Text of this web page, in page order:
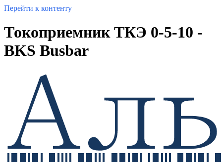
Перейти к контенту
Токоприемник ТКЭ 0-5-10 -
BKS Busbar